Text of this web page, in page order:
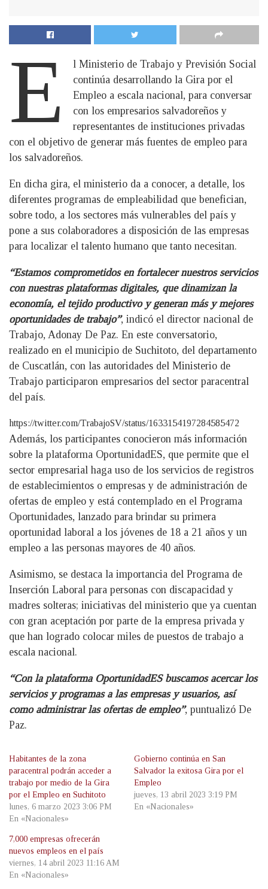
E
l Ministerio de Trabajo y Previsión Social
continúa desarrollando la Gira por el
Empleo a escala nacional, para conversar
con los empresarios salvadoreños y
representantes de instituciones privadas
con el objetivo de generar más fuentes de empleo para
los salvadoreños.
En dicha gira, el ministerio da a conocer, a detalle, los
diferentes programas de empleabilidad que benefician,
sobre todo, a los sectores más vulnerables del país y
pone a sus colaboradores a disposición de las empresas
para localizar el talento humano que tanto necesitan.
“Estamos comprometidos en fortalecer nuestros servicios
con nuestras plataformas digitales, que dinamizan la
economía, el tejido productivo y generan más y mejores
oportunidades de trabajo”, indicó el director nacional de
Trabajo, Adonay De Paz. En este conversatorio,
realizado en el municipio de Suchitoto, del departamento
de Cuscatlán, con las autoridades del Ministerio de
Trabajo participaron empresarios del sector paracentral
del país.
https://twitter.com/TrabajoSV/status/1633154197284585472
Además, los participantes conocieron más información
sobre la plataforma OportunidadES, que permite que el
sector empresarial haga uso de los servicios de registros
de establecimientos o empresas y de administración de
ofertas de empleo y está contemplado en el Programa
Oportunidades, lanzado para brindar su primera
oportunidad laboral a los jóvenes de 18 a 21 años y un
empleo a las personas mayores de 40 años.
Asimismo, se destaca la importancia del Programa de
Inserción Laboral para personas con discapacidad y
madres solteras; iniciativas del ministerio que ya cuentan
con gran aceptación por parte de la empresa privada y
que han logrado colocar miles de puestos de trabajo a
escala nacional.
“Con la plataforma OportunidadES buscamos acercar los
servicios y programas a las empresas y usuarios, así
como administrar las ofertas de empleo”, puntualizó De
Paz.
Habitantes de la zona
paracentral podrán acceder a
trabajo por medio de la Gira
por el Empleo en Suchitoto
lunes, 6 marzo 2023 3:06 PM
En «Nacionales»
Gobierno continúa en San
Salvador la exitosa Gira por el
Empleo
jueves, 13 abril 2023 3:19 PM
En «Nacionales»
7,000 empresas ofrecerán
nuevos empleos en el país
viernes, 14 abril 2023 11:16 AM
En «Nacionales»